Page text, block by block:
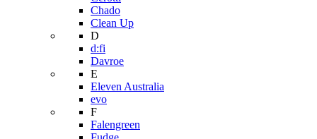
Chado
Clean Up
D
d:fi
Davroe
E
Eleven Australia
evo
F
Falengreen